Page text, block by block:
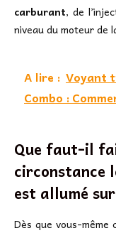
carburant, de
niveau du moteur de
A lire : Voyant
Combo :
Que faut-il
circonstance
est allumé
Dès que vous-même